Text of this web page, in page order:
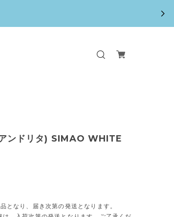
ドリタ) SIMAO WHITE
となり、届き次第の発送となります。